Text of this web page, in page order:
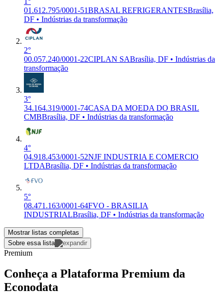
01.612.795/0001-51BRASAL REFRIGERANTESBrasília,
DF • Indústrias da transformação
2°
00.057.240/0001-22CIPLAN SABrasília, DF • Indústrias da
transformação
3°
34.164.319/0001-74CASA DA MOEDA DO BRASIL
CMBBrasília, DF • Indústrias da transformação
4°
04.918.453/0001-52NJF INDUSTRIA E COMERCIO
LTDABrasília, DF • Indústrias da transformação
5°
08.471.163/0001-64FVO - BRASILIA
INDUSTRIALBrasília, DF • Indústrias da transformação
Mostrar listas completas
Sobre essa lista
Premium
Conheça a Plataforma Premium da
Econodata